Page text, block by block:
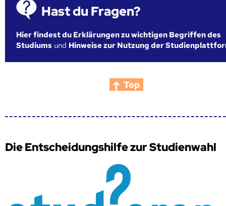
Hast du Fragen?
Hier findest du Erklärungen zu wichtigen Begriffen des
Studiums und Hinweise zur Nutzung der
Top
Die Entscheidungshilfe zur Studienwahl